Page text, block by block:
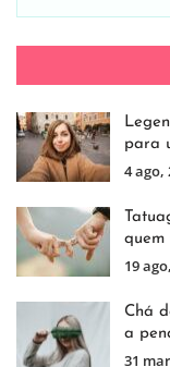
para
4 ago,
quem
19
Chá
a
31